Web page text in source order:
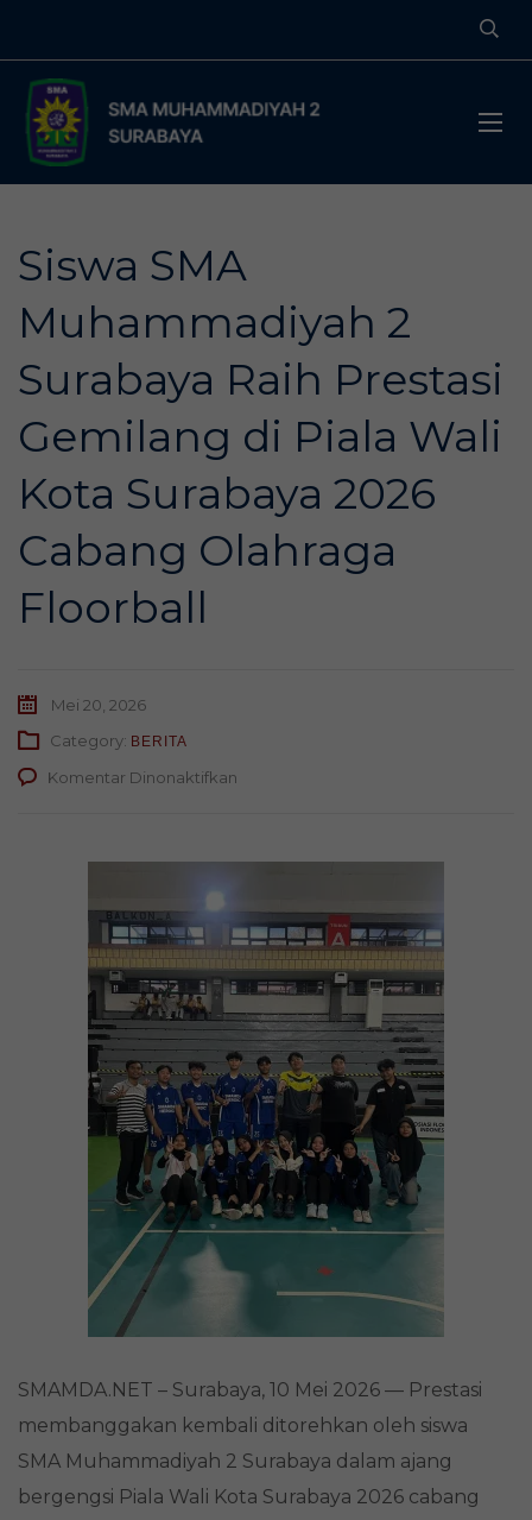
Siswa SMA
Muhammadiyah 2
Surabaya Raih Prestasi
Gemilang di Piala Wali
Kota Surabaya 2026
Cabang Olahraga
Floorball
Mei 20, 2026
Category: BERITA
Komentar Dinonaktifkan
Raih
Prestasi
Gemilang
di
Piala
Wali
Kota
Surabaya
2026
Cabang
Olahraga
Floorball
SMAMDA.NET – Surabaya, 10 Mei 2026 — Prestasi
membanggakan kembali ditorehkan oleh siswa
SMA Muhammadiyah 2 Surabaya dalam ajang
bergengsi Piala Wali Kota Surabaya 2026 cabang